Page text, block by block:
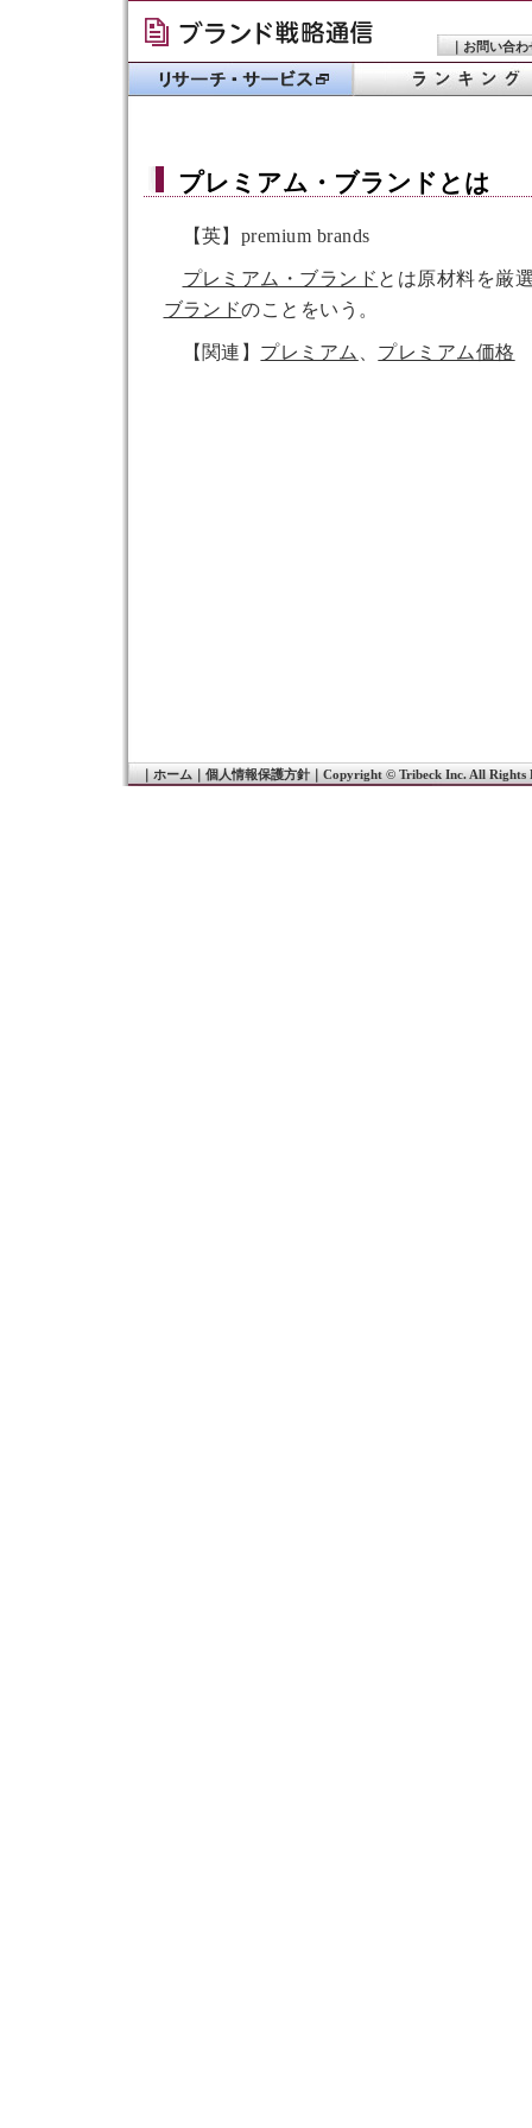
｜ お問い合わ
プレミアム・ブランド とは
【英】premium brands
プレミアム・ブランド とは原材料を厳
ブランドのことをいう。
【関連】 プレミアム プレミアム価格
ホーム｜ 個人情報保護方針｜ Copyright © Tribeck Inc. All Rights